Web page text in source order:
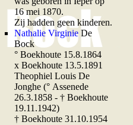
16 mei 1870.
Zij hadden geen kinderen.
Nathalie Virginie De
Bock
° Boekhoute 15.8.1864
x Boekhoute 13.5.1891
Theophiel Louis De
Jonghe (° Assenede
26.3.1858 - † Boekhoute
19.11.1942)
† Boekhoute 31.10.1954